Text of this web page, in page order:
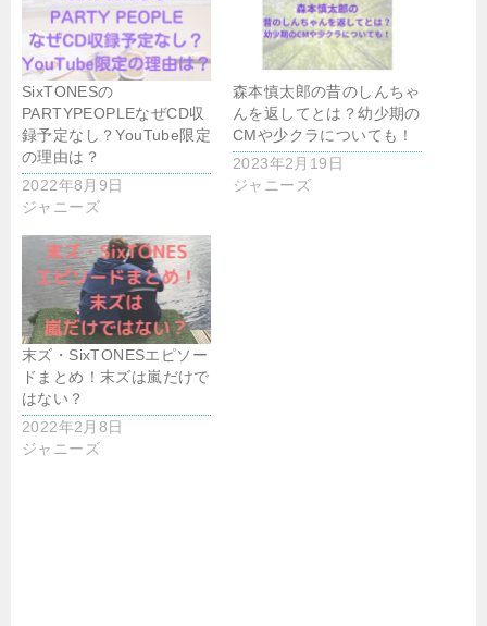
SixTONESの
PARTYPEOPLEなぜCD収
録予定なし？YouTube限定
の理由は？
2022年8月9日
ジャニーズ
森本慎太郎の昔のしんちゃ
んを返してとは？幼少期の
CMや少クラについても！
2023年2月19日
ジャニーズ
末ズ・SixTONESエピソー
ドまとめ！末ズは嵐だけで
はない？
2022年2月8日
ジャニーズ